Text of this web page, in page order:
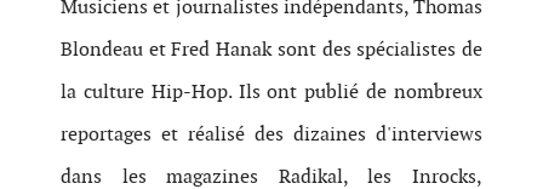
Musiciens et journalistes indépendants, Thomas
Blondeau et Fred Hanak sont des spécialistes de
la culture Hip-Hop. Ils ont publié de nombreux
reportages et réalisé des dizaines d'interviews
dans les magazines Radikal, les Inrocks,